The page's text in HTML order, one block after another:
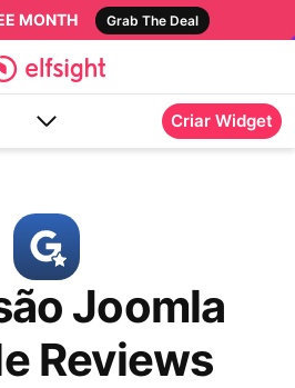
MONTH Grab The Deal
Criar Widget
Joomla
Reviews